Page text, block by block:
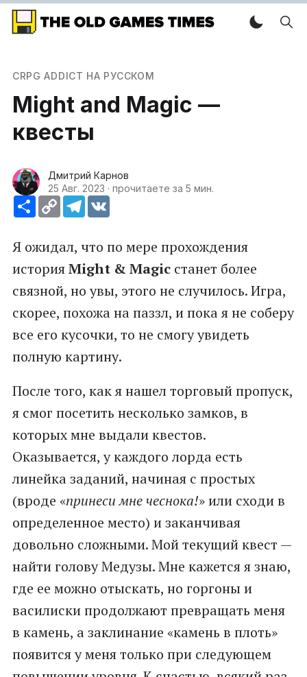
CRPG ADDICT НА РУССКОМ
Might and Magic —
квесты
Дмитрий Карнов
25 Авг. 2023 · прочитаете за 5 мин.
Ресурс
Copy
Link
Telegram
VK
Я ожидал, что по мере прохождения
историяMight & Magicстанет более
связной, но увы, этого не случилось. Игра,
скорее, похожа на паззл, и пока я не соберу
все его кусочки, то не смогу увидеть
полную картину.
После того, как я нашел торговый пропуск,
я смог посетить несколько замков, в
которых мне выдали квестов.
Оказывается, у каждого лорда есть
линейка заданий, начиная с простых
(вроде «принеси мне чеснока!» или сходи в
определенное место) и заканчивая
довольно сложными. Мой текущий квест —
найти голову Медузы. Мне кажется я знаю,
где ее можно отыскать, но горгоны и
василиски продолжают превращать меня
в камень, а заклинание «камень в плоть»
появится у меня только при следующем